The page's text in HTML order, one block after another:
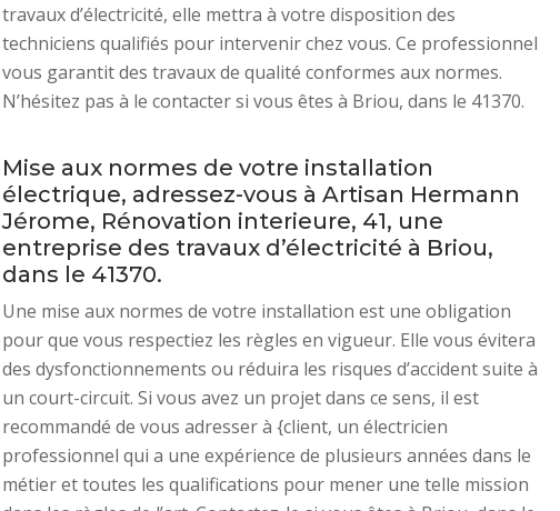
travaux d’électricité, elle mettra à votre disposition des
techniciens qualifiés pour intervenir chez vous. Ce professionnel
vous garantit des travaux de qualité conformes aux normes.
N’hésitez pas à le contacter si vous êtes à Briou, dans le 41370.
Mise aux normes de votre installation
électrique, adressez-vous à Artisan Hermann
Jérome, Rénovation interieure, 41, une
entreprise des travaux d’électricité à Briou,
dans le 41370.
Une mise aux normes de votre installation est une obligation
pour que vous respectiez les règles en vigueur. Elle vous évitera
des dysfonctionnements ou réduira les risques d’accident suite à
un court-circuit. Si vous avez un projet dans ce sens, il est
recommandé de vous adresser à {client, un électricien
professionnel qui a une expérience de plusieurs années dans le
métier et toutes les qualifications pour mener une telle mission